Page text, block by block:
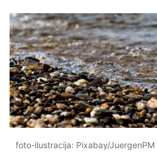
foto-ilustracija: Pixabay/JuergenPM